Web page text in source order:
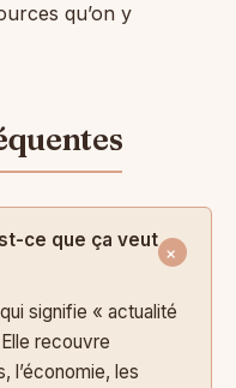
qu’on y
ce que ça veut
signifie « actualité
recouvre
l’économie, les